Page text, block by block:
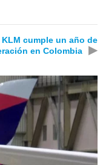
KLM cumple un año de
en Colombia
▶